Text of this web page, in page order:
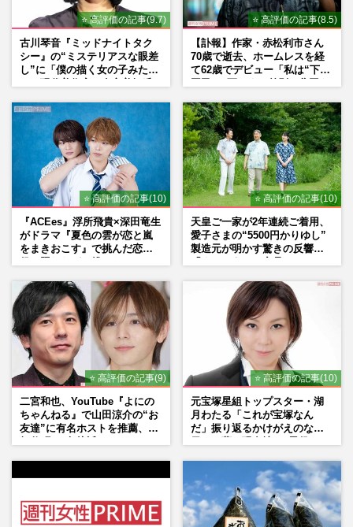
⭐ 高評価の記事(9.7)
古川琴音『ミッドナイトタク
シー』の“ミステリアスな眼差
し”に「僕の描く女の子みた
⭐ 高評価の記事(8.5)
【訃報】作家・赤松利市さん
70歳で逝去、ホームレスを経
て62歳でデビュー「私は“下級
⭐ 高評価の記事(10)
『ACEes』浮所飛貴×深田竜生
がドラマ『夏色の雲が恋と嵐
をまきおこす』で挑んだ恋人
⭐ 高評価の記事(10)
天皇ご一家が2年連続ご着用、
愛子さまの“5500円かりゆし”
製造元が明かす驚きの反響
⭐ 高評価の記事(9)
二宮和也、YouTube『よにの
ちゃんねる』で山田涼介の“お
友達”に有名ホストを推薦、歌
⭐ 高評価の記事(10)
元宝塚星組トップスター・湖
月わたる「これが宝塚なん
だ」振り返るかけがえのない